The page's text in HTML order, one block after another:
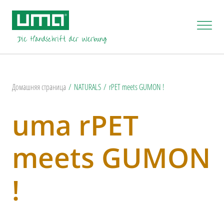
Домашняя страница NATURALS rPET meets GUMON !
uma rPET
meets GUMON
!